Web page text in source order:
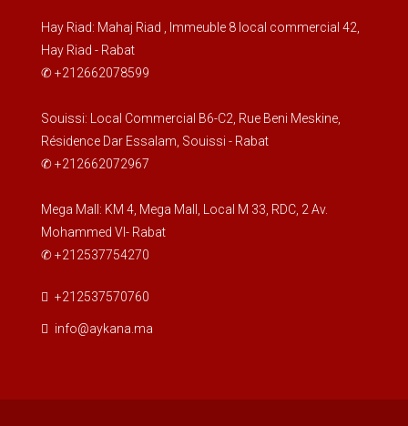
Hay Riad: Mahaj Riad , Immeuble 8 local commercial 42,
Hay Riad - Rabat
✆ +212662078599
Souissi: Local Commercial B6-C2, Rue Beni Meskine,
Résidence Dar Essalam, Souissi - Rabat
✆ +212662072967
Mega Mall: KM 4, Mega Mall, Local M 33, RDC, 2 Av.
Mohammed VI- Rabat
✆ +212537754270
+212537570760
info@aykana.ma